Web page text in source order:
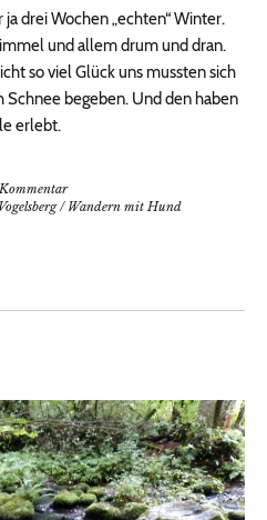
drei Wochen „echten“ Winter.
und allem drum und dran.
so viel Glück uns mussten sich
begeben. Und den haben
erlebt.
Vogelsberg/ Wandern mit Hund